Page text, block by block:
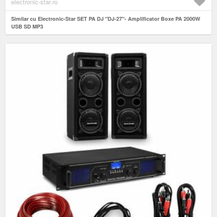
Similar cu Electronic-Star SET PA DJ "DJ-27"- Amplificator Boxe PA 2000W
USB SD MP3